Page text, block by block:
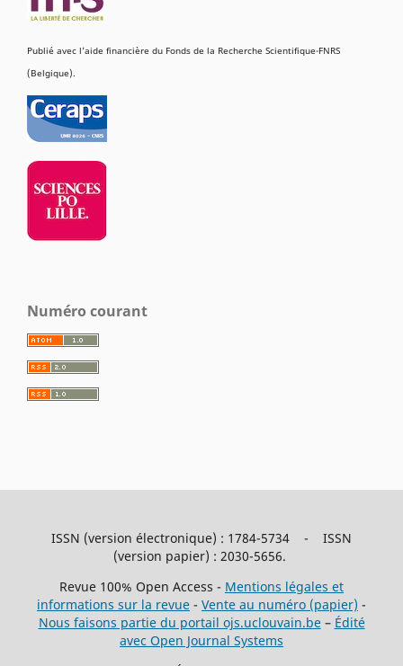
Publié avec l'aide financière du Fonds de la Recherche Scientifique-FNRS
(Belgique).
Numéro courant
ISSN (version électronique) : 1784-5734 - ISSN
(version papier) : 2030-5656.
Revue 100% Open Access - Mentions légales et
informations sur la revue - Vente au numéro (papier) -
Nous faisons partie du portail ojs.uclouvain.be– Édité
avec Open Journal Systems